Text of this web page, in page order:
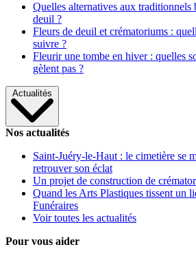
Quelles alternatives aux traditionnels
deuil ?
Fleurs de deuil et crématoriums :
suivre ?
Fleurir une tombe en hiver : quelles
gèlent pas ?
Actualités
Nos actualités
Saint-Juéry-le-Haut : le cimetière se
retrouver son éclat
Un projet de construction de
Quand les Arts Plastiques tissent un
Funéraires
Voir toutes les actualités
Pour vous aider